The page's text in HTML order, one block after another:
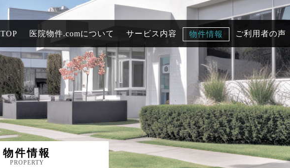
TOP 医院物件.comについて サービス内容 物件情報 ご利用者の声
物件情報
PROPERTY